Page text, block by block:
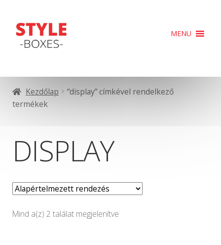
Ugrás
a
navigációhoz
Kilépés
a
tartalomba
MENU
Kezdőlap
“display” címkével rendelkező
termékek
DISPLAY
Mind a(z) 2 találat megjelenítve